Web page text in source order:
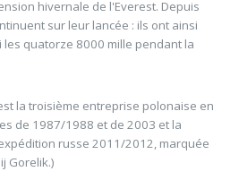
hivernale de l'Everest. Depuis
sur leur lancée : ils ont ainsi
les quatorze 8000 mille pendant la
la troisième entreprise polonaise en
de 1987/1988 et de 2003 et la
russe 2011/2012, marquée
Gorelik.)